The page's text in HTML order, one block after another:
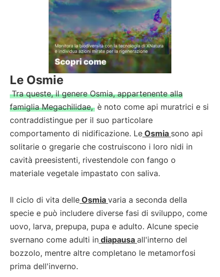
Le Osmie
Tra queste, il genere Osmia, appartenente alla
famiglia Megachilidae, è noto come api muratrici e si
contraddistingue per il suo particolare
comportamento di nidificazione. Le Osmia sono api
solitarie o gregarie che costruiscono i loro nidi in
cavità preesistenti, rivestendole con fango o
materiale vegetale impastato con saliva.
Il ciclo di vita delle Osmia varia a seconda della
specie e può includere diverse fasi di sviluppo, come
uovo, larva, prepupa, pupa e adulto. Alcune specie
svernano come adulti in diapausa all'interno del
bozzolo, mentre altre completano le metamorfosi
prima dell'inverno.